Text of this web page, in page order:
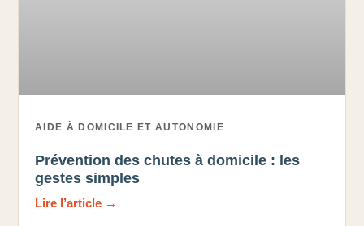
AIDE À DOMICILE ET AUTONOMIE
Prévention des chutes à domicile : les
gestes simples
Lire l’article →